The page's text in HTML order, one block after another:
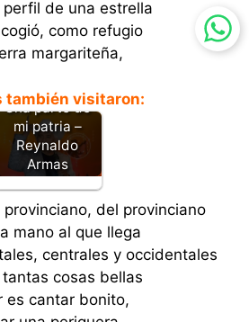
perfil de una estrella
como refugio
margariteña,
también visitaron:
Una parte de
mi patria –
Reynaldo
Armas
del provinciano
mano al que llega
centrales y occidentales
cosas bellas
es cantar bonito,